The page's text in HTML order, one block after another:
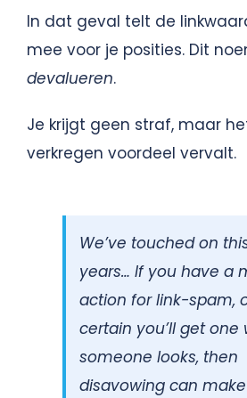
In dat geval telt de
mee voor je posities. Dit
devalueren.
Je krijgt geen straf, maar
verkregen voordeel vervalt.
We’ve touched on
years… If you have a
action for link-spam,
certain you’ll get one
someone looks, then
disavowing can